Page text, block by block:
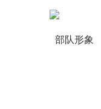
部队形象